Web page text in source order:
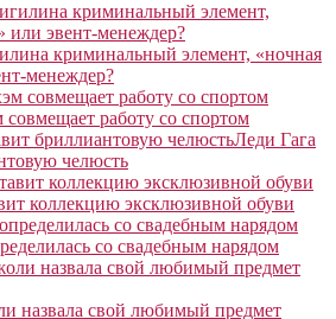
криминальный элемент, «ночная
менеждер?
работу со спортом
Леди Гага
челюсть
коллекцию эксклюзивной обуви
со свадебным нарядом
назвала свой любимый предмет